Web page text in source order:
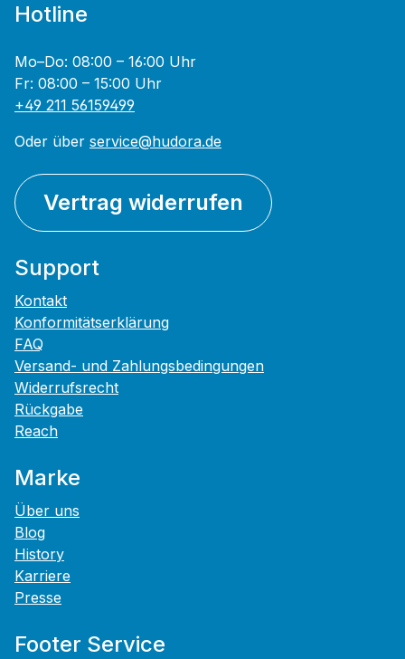
Hotline
Mo–Do: 08:00 – 16:00 Uhr
Fr: 08:00 – 15:00 Uhr
+49 211 56159499
Oder über service@hudora.de
Vertrag widerrufen
Support
Kontakt
Konformitätserklärung
FAQ
Versand- und Zahlungsbedingungen
Widerrufsrecht
Rückgabe
Reach
Marke
Über uns
Blog
History
Karriere
Presse
Footer Service